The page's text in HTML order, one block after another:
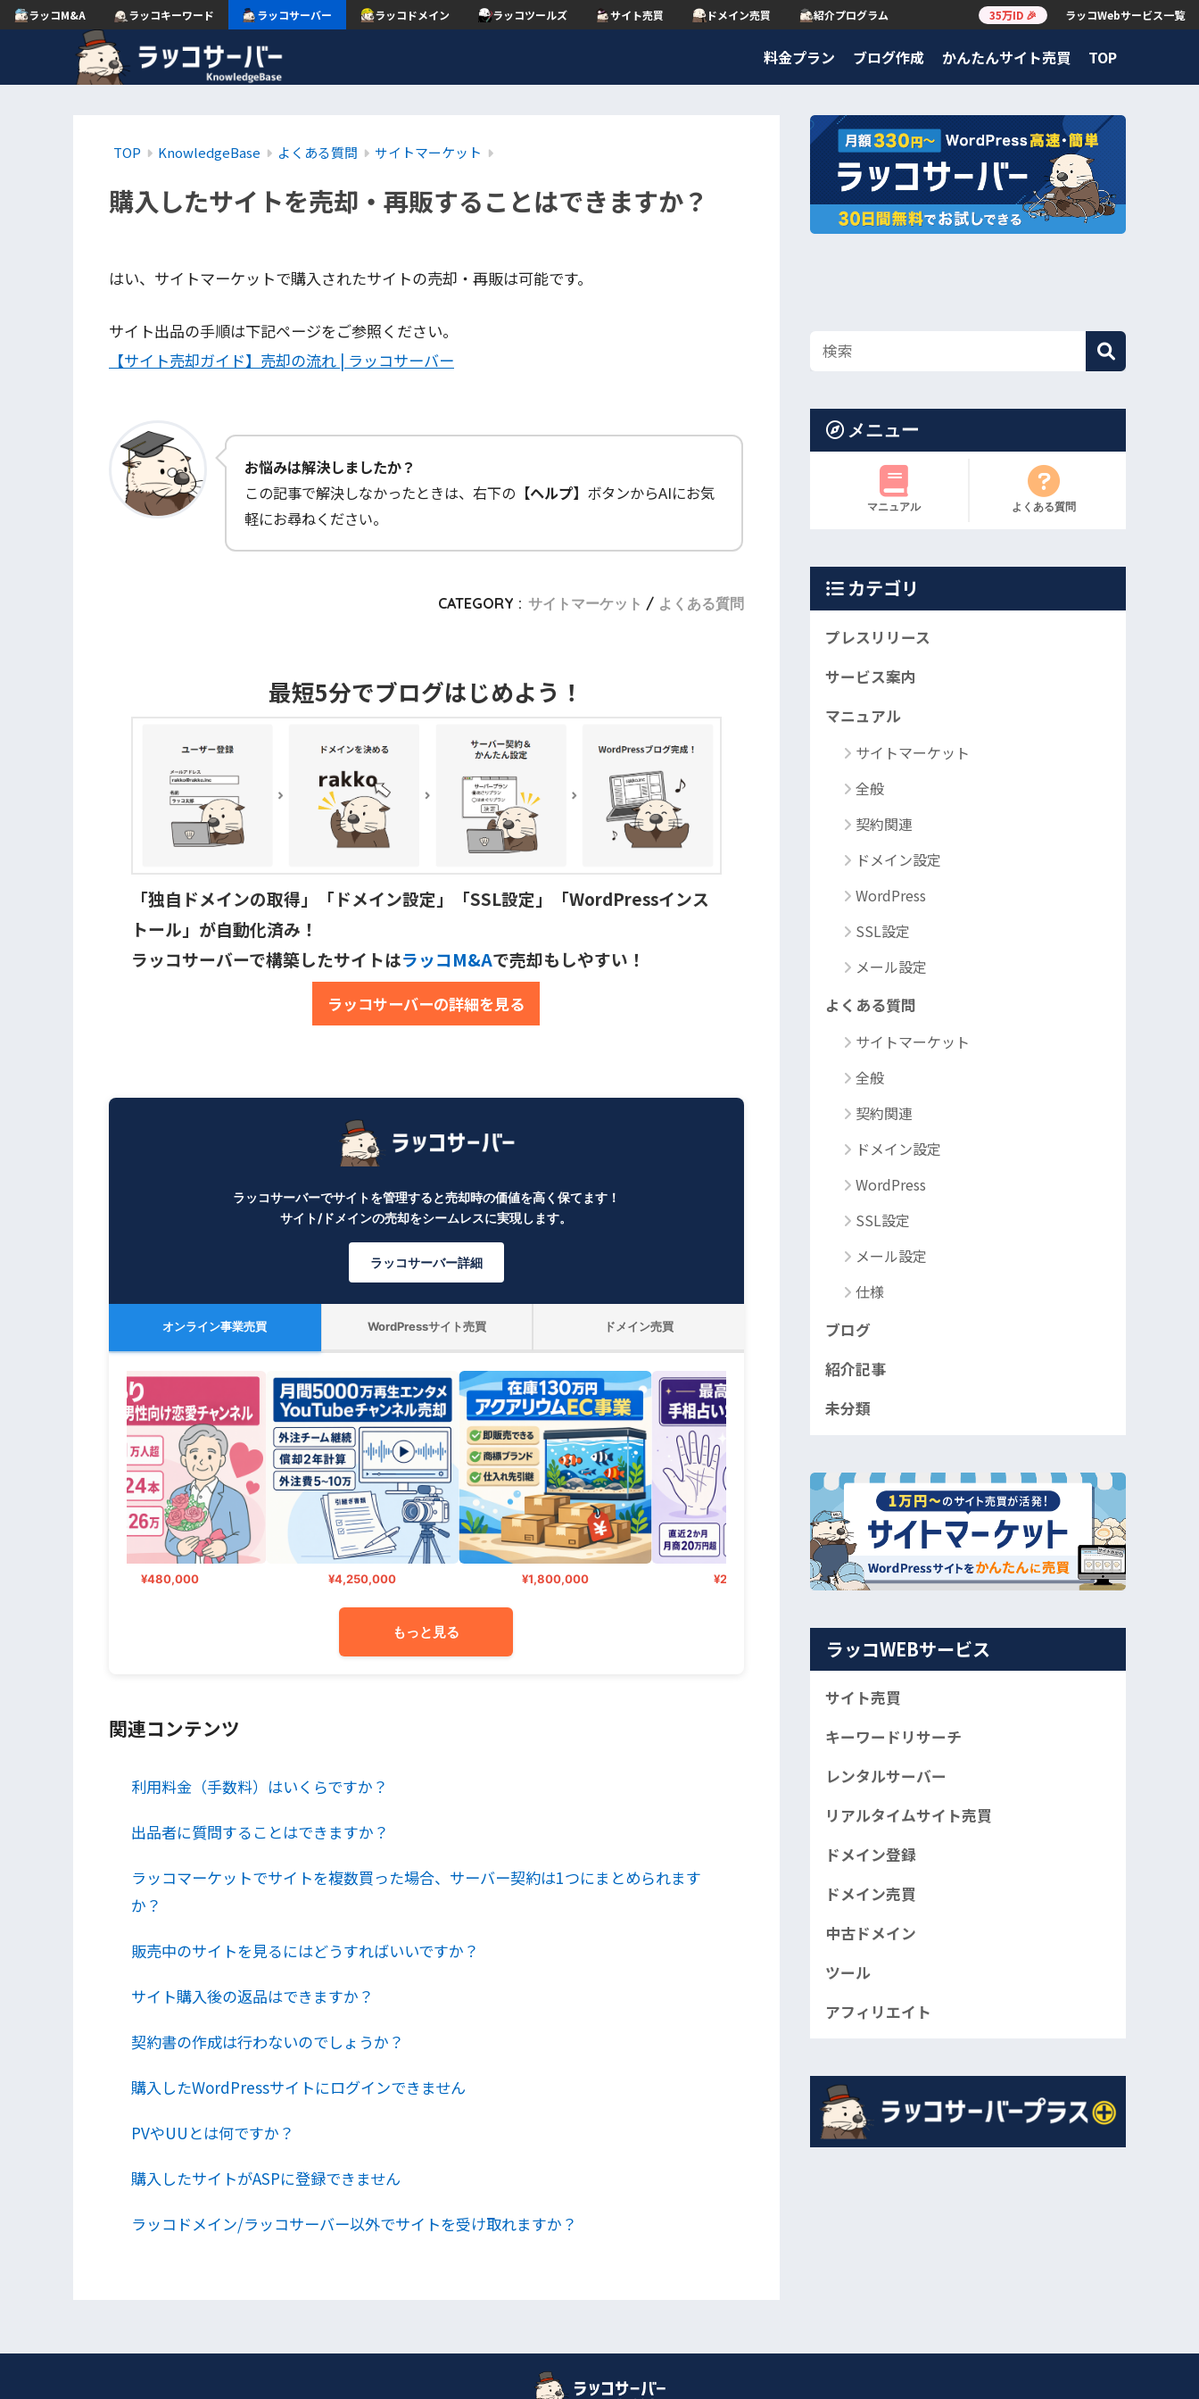
ラッコM&A ラッコキーワード ラッコサーバー ラッコドメイン ラッコツールズ サイト売買 ドメイン売買 紹介プログラム 35万ID 🎉 ラッコWebサービス一覧
料金プラン ブログ作成 かんたんサイト売買 TOP
TOP KnowledgeBase よくある質問 サイトマーケット
購入したサイトを売却・再販することはできますか？
はい、サイトマーケットで購入されたサイトの売却・再販は可能です。
サイト出品の手順は下記ページをご参照ください。
【サイト売却ガイド】売却の流れ | ラッコサーバー
お悩みは解決しましたか？
この記事で解決しなかったときは、右下の 【ヘルプ】 ボタンからAIにお気
軽にお尋ねください。
CATEGORY : サイトマーケット よくある質問
最短5分でブログはじめよう！
「独自ドメインの取得」「ドメイン設定」「SSL設定」「WordPressインス
トール」が自動化済み！
ラッコサーバーで構築したサイトはラッコM&Aで売却もしやすい！
ラッコサーバーの詳細を見る
ラッコサーバーでサイトを管理すると売却時の価値を高く保てます！
サイト/ドメインの売却をシームレスに実現します。
ラッコサーバー詳細
オンライン事業売買 WordPressサイト売買 ドメイン売買
¥480,000 ¥4,250,000 ¥1,800,000 ¥2,480,000
もっと見る
関連コンテンツ
利用料金（手数料）はいくらですか？
出品者に質問することはできますか？
ラッコマーケットでサイトを複数買った場合、サーバー契約は1つにまとめられます
か？
販売中のサイトを見るにはどうすればいいですか？
サイト購入後の返品はできますか？
契約書の作成は行わないのでしょうか？
購入したWordPressサイトにログインできません
PVやUUとは何ですか？
購入したサイトがASPに登録できません
ラッコドメイン/ラッコサーバー以外でサイトを受け取れますか？
メニュー
マニュアル よくある質問
カテゴリ
プレスリリース
サービス案内
マニュアル
サイトマーケット
全般
契約関連
ドメイン設定
WordPress
SSL設定
メール設定
よくある質問
サイトマーケット
全般
契約関連
ドメイン設定
WordPress
SSL設定
メール設定
仕様
ブログ
紹介記事
未分類
ラッコWEBサービス
サイト売買
キーワードリサーチ
レンタルサーバー
リアルタイムサイト売買
ドメイン登録
ドメイン売買
中古ドメイン
ツール
アフィリエイト